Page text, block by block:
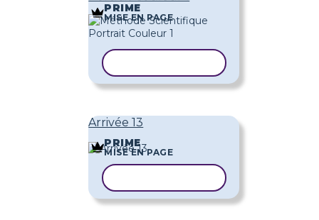
PRIME
MISE EN PAGE
Arrivée 13
PRIME
MISE EN PAGE